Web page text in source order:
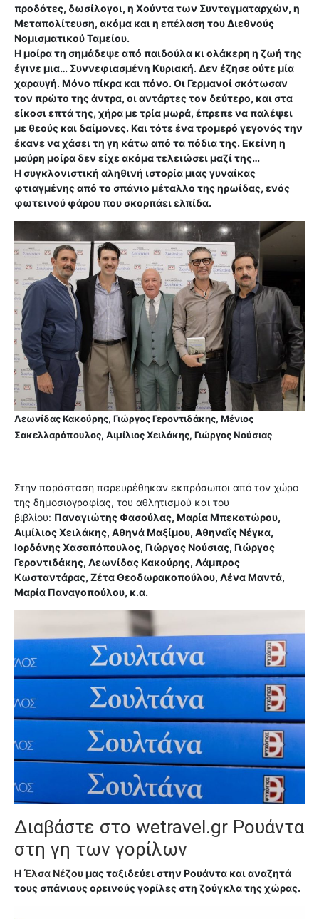
προδότες, δωσίλογοι, η Χούντα των Συνταγματαρχών, η
Μεταπολίτευση, ακόμα και η επέλαση του Διεθνούς
Νομισματικού Ταμείου.
Η μοίρα τη σημάδεψε από παιδούλα κι ολάκερη η ζωή της
έγινε μια… Συννεφιασμένη Κυριακή. Δεν έζησε ούτε μία
χαραυγή. Μόνο πίκρα και πόνο. Οι Γερμανοί σκότωσαν
τον πρώτο της άντρα, οι αντάρτες τον δεύτερο, και στα
είκοσι επτά της, χήρα με τρία μωρά, έπρεπε να παλέψει
με θεούς και δαίμονες. Και τότε ένα τρομερό γεγονός την
έκανε να χάσει τη γη κάτω από τα πόδια της. Εκείνη η
μαύρη μοίρα δεν είχε ακόμα τελειώσει μαζί της…
Η συγκλονιστική αληθινή ιστορία μιας γυναίκας
φτιαγμένης από το σπάνιο μέταλλο της ηρωίδας, ενός
φωτεινού φάρου που σκορπάει ελπίδα.
Λεωνίδας Κακούρης, Γιώργος Γεροντιδάκης, Μένιος
Σακελλαρόπουλος, Αιμίλιος Χειλάκης, Γιώργος Νούσιας
Στην παράσταση παρευρέθηκαν εκπρόσωποι από τον χώρο
της δημοσιογραφίας, του αθλητισμού και του
βιβλίου: Παναγιώτης Φασούλας, Μαρία Μπεκατώρου,
Αιμίλιος Χειλάκης, Αθηνά Μαξίμου, Αθηναΐς Νέγκα,
Ιορδάνης Χασαπόπουλος, Γιώργος Νούσιας, Γιώργος
Γεροντιδάκης, Λεωνίδας Κακούρης, Λάμπρος
Κωσταντάρας, Zέτα Θεοδωρακοπούλου, Λένα Μαντά,
Μαρία Παναγοπούλου, κ.α.
Διαβάστε στο wetravel.gr Ρουάντα
στη γη των γορίλων
ΗΈλσα Νέζουμας ταξιδεύει στην Ρουάντα και αναζητά
τους σπάνιους ορεινούς γορίλες στη ζούγκλα της χώρας.